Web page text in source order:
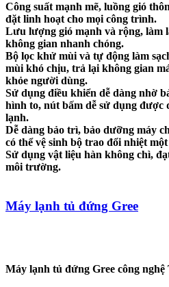
Công suất mạnh mẽ, luồng gió
đặt linh hoạt cho mọi công trình.
Lưu lượng gió mạnh và rộng, làm
không gian nhanh chóng.
Bộ lọc khử mùi và tự động làm
mùi khó chịu, trả lại không gian
khỏe người dùng.
Sử dụng điều khiển dễ dàng nhờ
hình to, nút bấm dễ sử dụng được
lạnh.
Dễ dàng bảo trì, bảo dưỡng máy
có thể vệ sinh bộ trao đổi nhiệt
Sử dụng vật liệu hàn không chì,
môi trường.
Máy lạnh tủ đứng Gree
Máy lạnh tủ đứng Gree công nghệ